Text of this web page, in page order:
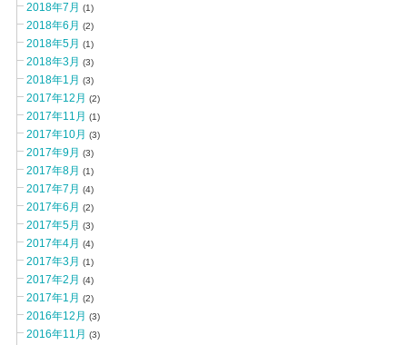
2018年7月 (1)
2018年6月 (2)
2018年5月 (1)
2018年3月 (3)
2018年1月 (3)
2017年12月 (2)
2017年11月 (1)
2017年10月 (3)
2017年9月 (3)
2017年8月 (1)
2017年7月 (4)
2017年6月 (2)
2017年5月 (3)
2017年4月 (4)
2017年3月 (1)
2017年2月 (4)
2017年1月 (2)
2016年12月 (3)
2016年11月 (3)